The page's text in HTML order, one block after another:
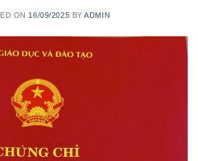
ON 16/09/2025 BYADMIN